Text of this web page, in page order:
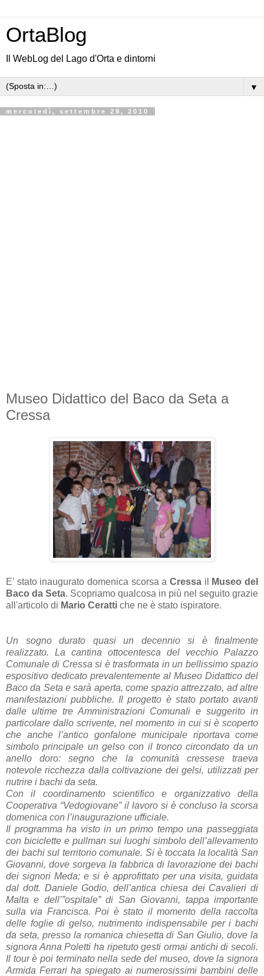
OrtaBlog
Il WebLog del Lago d'Orta e dintorni
▼
mercoledì, settembre 29, 2010
Museo Didattico del Baco da Seta a
Cressa
E' stato inaugurato domenica scorsa a Cressa il
Museo del
Baco da Seta. Scopriamo qualcosa in più nel seguito grazie
all'articolo di Mario Ceratti che ne è stato ispiratore.
Un sogno durato quasi un decennio si è finalmente
realizzato. La cantina ottocentesca del vecchio Palazzo
Comunale di Cressa si è trasformata in un bellissimo spazio
espositivo dedicato prevalentemente al Museo Didattico del
Baco da Seta e sarà aperta, come spazio attrezzato, ad altre
manifestazioni pubbliche. Il progetto è stato portato avanti
dalle ultime tre Amministrazioni Comunali e suggerito in
particolare dallo scrivente, nel momento in cui si è scoperto
che anche l’antico gonfalone municipale riportava come
simbolo principale un gelso con il tronco circondato da un
anello doro: segno che la comunità cressese traeva
notevole ricchezza dalla coltivazione dei gelsi, utilizzati per
nutrire i bachi da seta.
Con il coordinamento scientifico e organizzativo della
Cooperativa “Vedogiovane” il lavoro si è concluso la scorsa
domenica con l’inaugurazione ufficiale.
Il programma ha visto in un primo tempo una passeggiata
con biciclette e pullman sui luoghi simbolo dell’allevamento
dei bachi sul territorio comunale. Si è toccata la località San
Giovanni, dove sorgeva la fabbrica di lavorazione dei bachi
dei signori Meda; e si è approfittato per una visita, guidata
dal dott. Daniele Godio, dell’antica chiesa dei Cavalieri di
Malta e dell’”ospitale” di San Giovanni, tappa importante
sulla via Francisca. Poi è stato il momento della raccolta
delle foglie di gelso, nutrimento indispensabile per i bachi
da seta, presso la romanica chiesetta di San Giulio, dove la
signora Anna Poletti ha ripetuto gesti ormai antichi di secoli.
Il tour è poi terminato nella sede del museo, dove la signora
Armida Ferrari ha spiegato ai numerosissimi bambini delle